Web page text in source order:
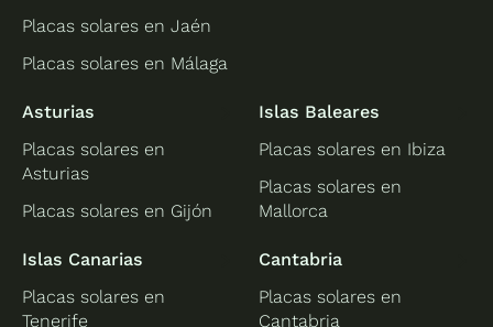
Placas solares en Jaén
Placas solares en Málaga
Asturias
Placas solares en
Asturias
Placas solares en Gijón
Islas Baleares
Placas solares en Ibiza
Placas solares en
Mallorca
Islas Canarias
Placas solares en
Tenerife
Cantabria
Placas solares en
Cantabria